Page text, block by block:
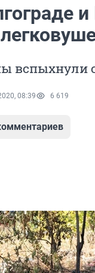
вспыхнули
08:39 6 619